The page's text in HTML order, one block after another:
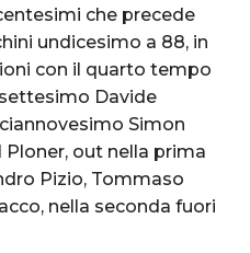
che precede
undicesimo a 88, in
con il quarto tempo
Davide
Simon
Ploner, out nella prima
Pizio, Tommaso
nella seconda fuori